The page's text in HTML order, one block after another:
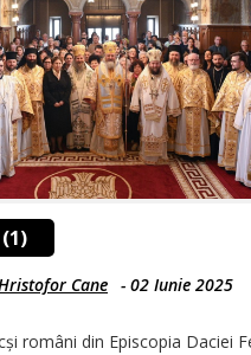
Cane - 02 Iunie 2025
români din Episcopia Daciei